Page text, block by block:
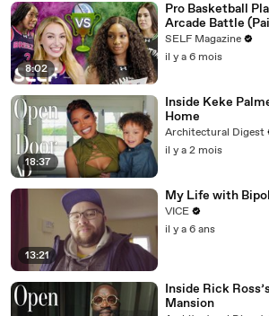
8:02
Pro Basketball
Arcade Battle
Thomas & More)
SELF Magazine
il y a 6 mois
18:37
Inside Keke
Home
Architectural Digest
il y a 2 mois
13:21
My Life with
VICE
il y a 6 ans
Inside Rick
Mansion